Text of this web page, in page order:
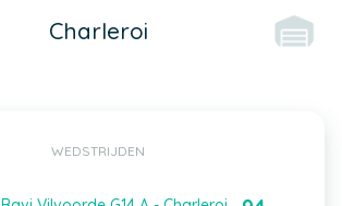
Charleroi
WEDSTRIJDEN